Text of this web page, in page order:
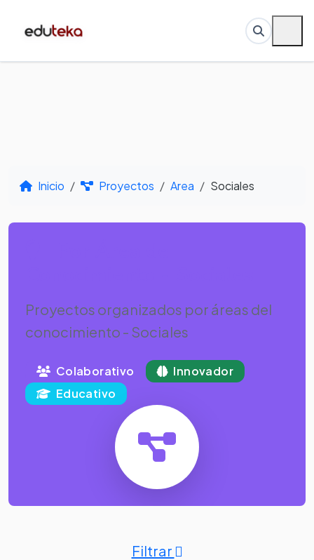
Inicio Proyectos Area Sociales
Proyectos organizados por áreas del
conocimiento - Sociales
Colaborativo
Innovador
Educativo
Filtrar